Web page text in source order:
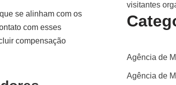
se alinham com os
com esses
compensação
visitantes
Agência de
Agência de